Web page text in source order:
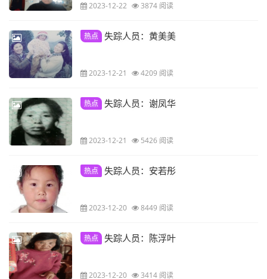
2023-12-22 3874 阅读
热点 失踪人员：黄美美
2023-12-21 4209 阅读
热点 失踪人员：谢凤华
2023-12-21 5426 阅读
热点 失踪人员：安若彤
2023-12-20 8449 阅读
热点 失踪人员：陈浮叶
2023-12-20 3414 阅读